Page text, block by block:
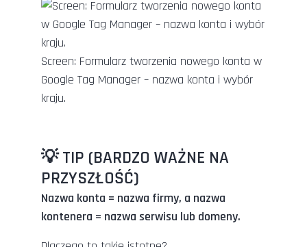
Screen: Formularz tworzenia nowego konta w
Google Tag Manager – nazwa konta i wybór
kraju.
💡 TIP (BARDZO WAŻNE NA
PRZYSZŁOŚĆ)
Nazwa konta = nazwa firmy, a nazwa
kontenera = nazwa serwisu lub domeny.